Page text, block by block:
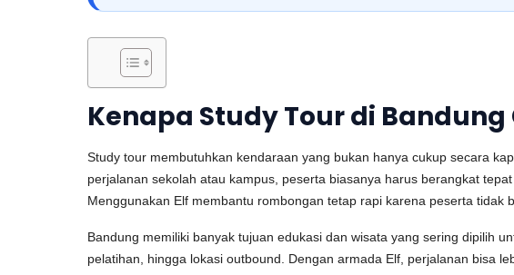
Kenapa Study Tour di
Study tour membutuhkan kendaraan yang bukan hanya cukup secara
perjalanan sekolah atau kampus, peserta biasanya harus berangkat
Menggunakan Elf membantu rombongan tetap rapi karena peserta tidak
Bandung memiliki banyak tujuan edukasi dan wisata yang sering dipilih
pelatihan, hingga lokasi outbound. Dengan armada Elf, perjalanan bisa